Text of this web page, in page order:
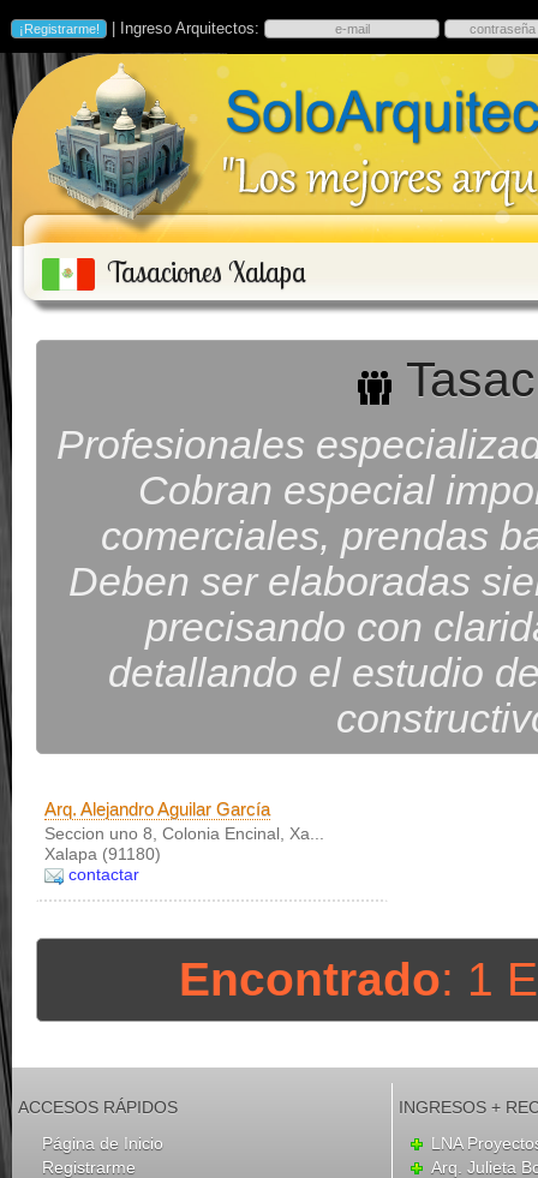
| Ingreso Arquitectos:
Tasaciones Xalapa
Profesionales
Cobran especial
comerciales, prendas
Deben ser elaboradas
precisando con
detallando el estudio
Arq. Alejandro Aguilar García
Seccion uno 8, Colonia Encinal, Xa...
Xalapa (91180)
contactar
Encontrado: 1
ACCESOS RÁPIDOS
Página de Inicio
Registrarme
INGRESOS +
LNA
Arq. Julieta